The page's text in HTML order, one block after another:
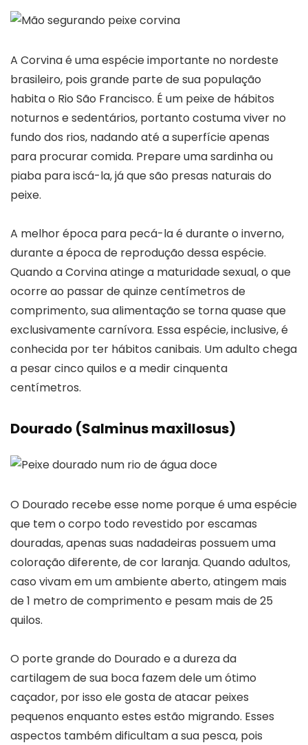
A Corvina é uma espécie importante no nordeste
brasileiro, pois grande parte de sua população
habita o Rio São Francisco. É um peixe de hábitos
noturnos e sedentários, portanto costuma viver no
fundo dos rios, nadando até a superfície apenas
para procurar comida. Prepare uma sardinha ou
piaba para iscá-la, já que são presas naturais do
peixe.
A melhor época para pecá-la é durante o inverno,
durante a época de reprodução dessa espécie.
Quando a Corvina atinge a maturidade sexual, o que
ocorre ao passar de quinze centímetros de
comprimento, sua alimentação se torna quase que
exclusivamente carnívora. Essa espécie, inclusive, é
conhecida por ter hábitos canibais. Um adulto chega
a pesar cinco quilos e a medir cinquenta
centímetros.
Dourado (Salminus maxillosus)
O Dourado recebe esse nome porque é uma espécie
que tem o corpo todo revestido por escamas
douradas, apenas suas nadadeiras possuem uma
coloração diferente, de cor laranja. Quando adultos,
caso vivam em um ambiente aberto, atingem mais
de 1 metro de comprimento e pesam mais de 25
quilos.
O porte grande do Dourado e a dureza da
cartilagem de sua boca fazem dele um ótimo
caçador, por isso ele gosta de atacar peixes
pequenos enquanto estes estão migrando. Esses
aspectos também dificultam a sua pesca, pois